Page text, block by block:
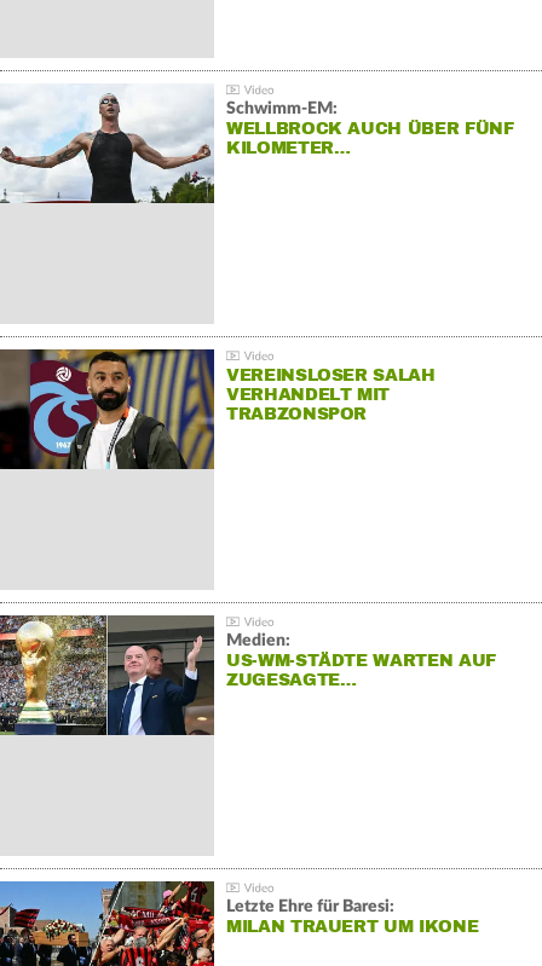
Schwimm-EM:
WELLBROCK AUCH ÜBER FÜNF
KILOMETER…
VEREINSLOSER SALAH
VERHANDELT MIT
TRABZONSPOR
Medien:
US-WM-STÄDTE WARTEN AUF
ZUGESAGTE…
Letzte Ehre für Baresi:
MILAN TRAUERT UM IKONE